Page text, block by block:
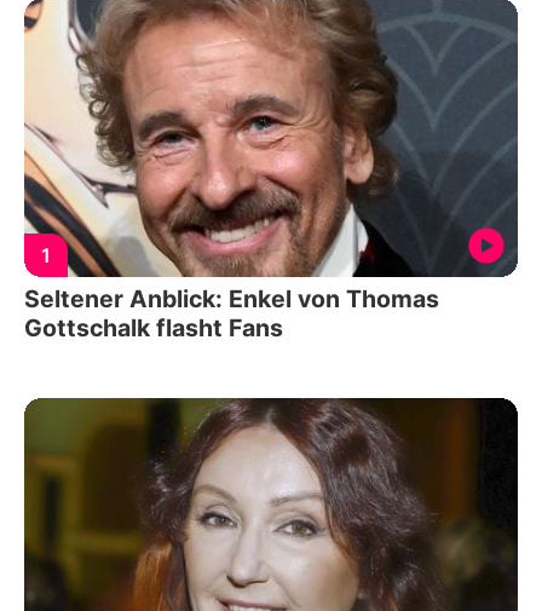
1
Seltener Anblick: Enkel von Thomas
Gottschalk flasht Fans